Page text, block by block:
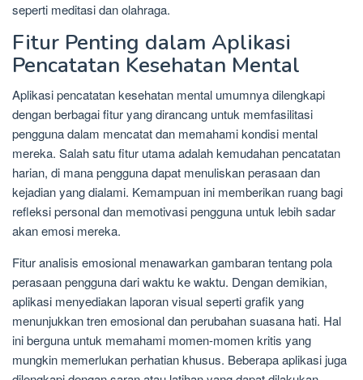
seperti meditasi dan olahraga.
Fitur Penting dalam Aplikasi
Pencatatan Kesehatan Mental
Aplikasi pencatatan kesehatan mental umumnya dilengkapi
dengan berbagai fitur yang dirancang untuk memfasilitasi
pengguna dalam mencatat dan memahami kondisi mental
mereka. Salah satu fitur utama adalah kemudahan pencatatan
harian, di mana pengguna dapat menuliskan perasaan dan
kejadian yang dialami. Kemampuan ini memberikan ruang bagi
refleksi personal dan memotivasi pengguna untuk lebih sadar
akan emosi mereka.
Fitur analisis emosional menawarkan gambaran tentang pola
perasaan pengguna dari waktu ke waktu. Dengan demikian,
aplikasi menyediakan laporan visual seperti grafik yang
menunjukkan tren emosional dan perubahan suasana hati. Hal
ini berguna untuk memahami momen-momen kritis yang
mungkin memerlukan perhatian khusus. Beberapa aplikasi juga